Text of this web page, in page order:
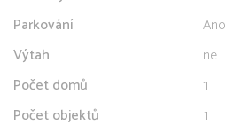
Parkování
Ano
Výtah
ne
Počet domů
1
Počet objektů
1